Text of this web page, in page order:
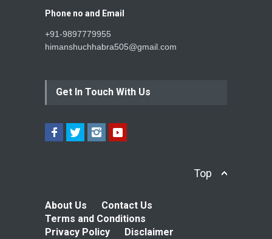
Phone no and Email
+91-9897779955
himanshuchhabra505@gmail.com
Get In Touch With Us
Top
About Us
Contact Us
Terms and Conditions
Privacy Policy
Disclaimer